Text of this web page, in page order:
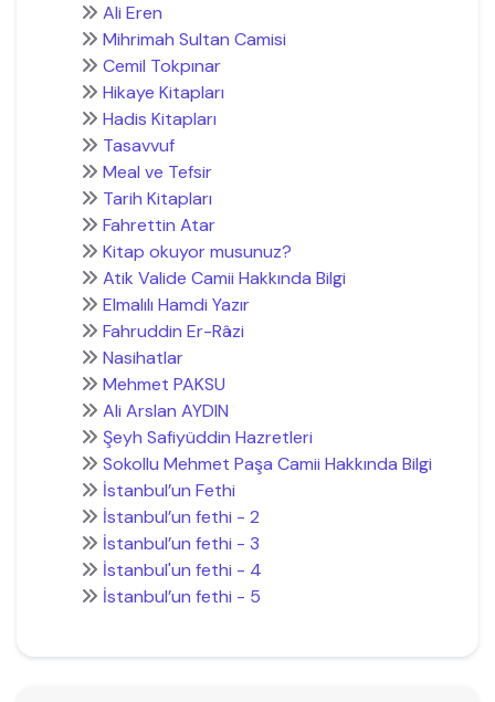
Ali Eren
Mihrimah Sultan Camisi
Cemil Tokpınar
Hikaye Kitapları
Hadis Kitapları
Tasavvuf
Meal ve Tefsir
Tarih Kitapları
Fahrettin Atar
Kitap okuyor musunuz?
Atik Valide Camii Hakkında Bilgi
Elmalılı Hamdi Yazır
Fahruddin Er-Râzi
Nasihatlar
Mehmet PAKSU
Ali Arslan AYDIN
Şeyh Safiyüddin Hazretleri
Sokollu Mehmet Paşa Camii Hakkında Bilgi
İstanbul’un Fethi
İstanbul’un fethi - 2
İstanbul’un fethi - 3
İstanbul'un fethi - 4
İstanbul’un fethi - 5